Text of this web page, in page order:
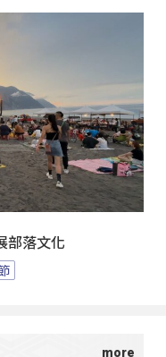
部落文化